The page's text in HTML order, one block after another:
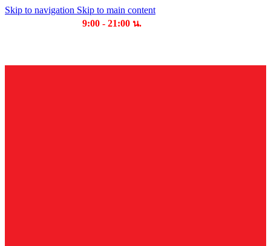
Skip to navigation Skip to main content
9:00 - 21:00 น.